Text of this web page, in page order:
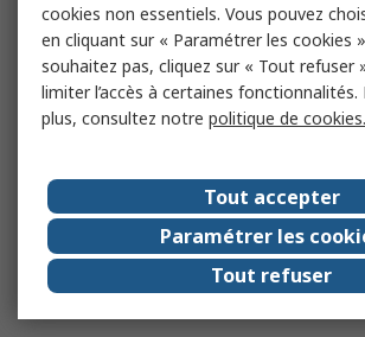
cookies non essentiels. Vous pouvez
en cliquant sur « Paramétrer les cookies
souhaitez pas, cliquez sur « Tout refuser
limiter l’accès à certaines fonctionnalités.
plus, consultez notre politique de cookies.
Tout accepter
Paramétrer les
Tout refuser